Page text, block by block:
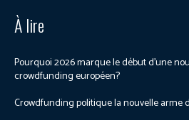
À lire
Pourquoi 2026 marque le début d’une
crowdfunding européen?
Crowdfunding politique la nouvelle arme